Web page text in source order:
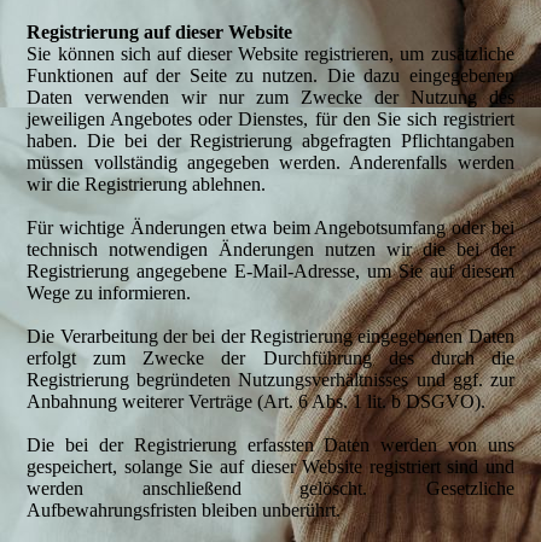
Registrierung auf dieser Website
Sie können sich auf dieser Website registrieren, um zusätzliche
Funktionen auf der Seite zu nutzen. Die dazu eingegebenen
Daten verwenden wir nur zum Zwecke der Nutzung des
jeweiligen Angebotes oder Dienstes, für den Sie sich registriert
haben. Die bei der Registrierung abgefragten Pflichtangaben
müssen vollständig angegeben werden. Anderenfalls werden
wir die Registrierung ablehnen.
Für wichtige Änderungen etwa beim Angebotsumfang oder bei
technisch notwendigen Änderungen nutzen wir die bei der
Registrierung angegebene E-Mail-Adresse, um Sie auf diesem
Wege zu informieren.
Die Verarbeitung der bei der Registrierung eingegebenen Daten
erfolgt zum Zwecke der Durchführung des durch die
Registrierung begründeten Nutzungsverhältnisses und ggf. zur
Anbahnung weiterer Verträge (Art. 6 Abs. 1 lit. b DSGVO).
Die bei der Registrierung erfassten Daten werden von uns
gespeichert, solange Sie auf dieser Website registriert sind und
werden anschließend gelöscht. Gesetzliche
Aufbewahrungsfristen bleiben unberührt.